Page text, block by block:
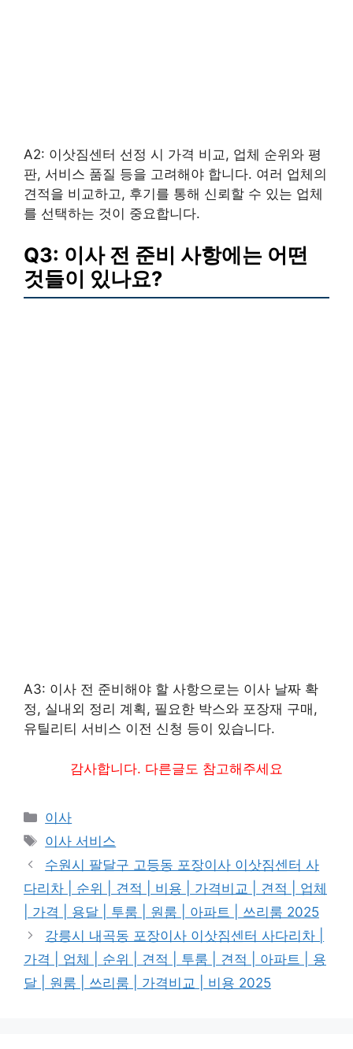
A2: 이삿짐센터 선정 시 가격 비교, 업체 순위와 평
판, 서비스 품질 등을 고려해야 합니다. 여러 업체의
견적을 비교하고, 후기를 통해 신뢰할 수 있는 업체
를 선택하는 것이 중요합니다.
Q3: 이사 전 준비 사항에는 어떤
것들이 있나요?
A3: 이사 전 준비해야 할 사항으로는 이사 날짜 확
정, 실내외 정리 계획, 필요한 박스와 포장재 구매,
유틸리티 서비스 이전 신청 등이 있습니다.
감사합니다. 다른글도 참고해주세요
카
테
고
리
이사
태
그
이사 서비스
수원시 팔달구 고등동 포장이사 이삿짐센터 사
다리차 | 순위 | 견적 | 비용 | 가격비교 | 견적 | 업체
| 가격 | 용달 | 투룸 | 원룸 | 아파트 | 쓰리룸 2025
강릉시 내곡동 포장이사 이삿짐센터 사다리차 |
가격 | 업체 | 순위 | 견적 | 투룸 | 견적 | 아파트 | 용
달 | 원룸 | 쓰리룸 | 가격비교 | 비용 2025